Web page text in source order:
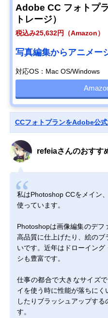
Adobe CC フォトプ
トレージ）
税込み25,632円（Amazon）
写真編集からアニメー
対応OS：Mac OS/Windows
CCフォトプランをAdobe公
refeiaさんのおすす
私はPhotoshop CCをメイン
使っています。
Photoshopは画像編集のデフ
高品質に仕上げたり、絵の
いです。近年はドローイン
シも豊富です。
仕事の都合で大きなサイズ
イを使う時に性能が落ちに
したりブラッシュアップす
す。